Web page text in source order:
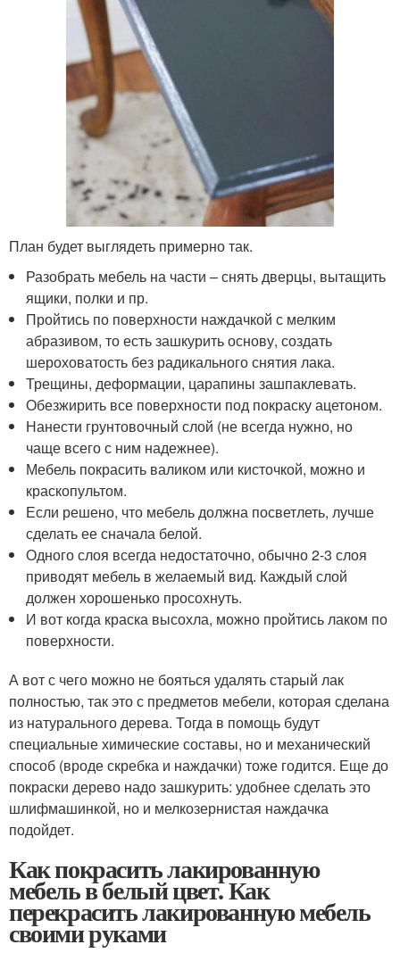
План будет выглядеть примерно так.
Разобрать мебель на части – снять дверцы, вытащить
ящики, полки и пр.
Пройтись по поверхности наждачкой с мелким
абразивом, то есть зашкурить основу, создать
шероховатость без радикального снятия лака.
Трещины, деформации, царапины зашпаклевать.
Обезжирить все поверхности под покраску ацетоном.
Нанести грунтовочный слой (не всегда нужно, но
чаще всего с ним надежнее).
Мебель покрасить валиком или кисточкой, можно и
краскопультом.
Если решено, что мебель должна посветлеть, лучше
сделать ее сначала белой.
Одного слоя всегда недостаточно, обычно 2-3 слоя
приводят мебель в желаемый вид. Каждый слой
должен хорошенько просохнуть.
И вот когда краска высохла, можно пройтись лаком по
поверхности.
А вот с чего можно не бояться удалять старый лак
полностью, так это с предметов мебели, которая сделана
из натурального дерева. Тогда в помощь будут
специальные химические составы, но и механический
способ (вроде скребка и наждачки) тоже годится. Еще до
покраски дерево надо зашкурить: удобнее сделать это
шлифмашинкой, но и мелкозернистая наждачка
подойдет.
Как покрасить лакированную
мебель в белый цвет. Как
перекрасить лакированную мебель
своими руками